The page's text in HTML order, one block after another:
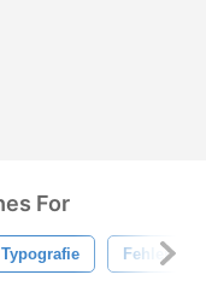
For
Typografie Fehler